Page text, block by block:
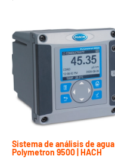
Sistema de análisis de agua |
Polymetron 9500 | HACH